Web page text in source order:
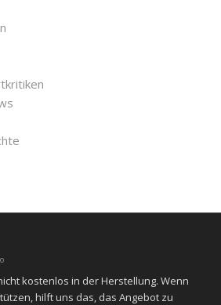
kostenlos in der Herstellung. Wenn
hilft uns das, das Angebot zu